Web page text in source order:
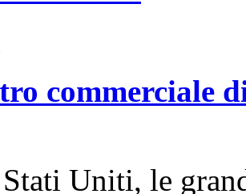
commerciale
Uniti, le